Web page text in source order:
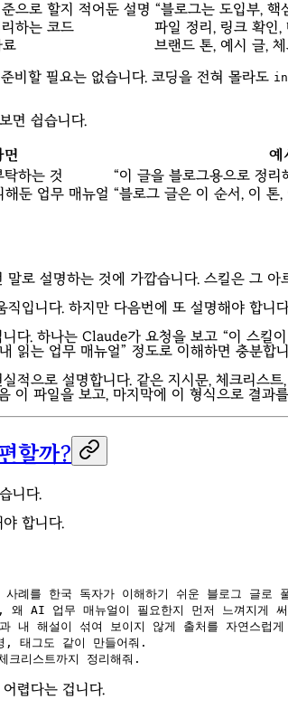
으로 할지 적어둔 설명 “블로그는 도입부, 핵
하는 코드
파일 정리, 링크 확인,
료 브랜드 톤, 예시 글,
비할 필요는 없습니다. 코딩을 전혀 몰라도
면 쉽습니다.
면
예
하는 것
“이 글을 블로그용으로 정리
둔 업무 매뉴얼 “블로그 글은 이 순서, 이 톤
로 설명하는 것에 가깝습니다. 스킬은 그
입니다. 하지만 다음번에 또 설명해야 합
다. 하나는 Claude가 요청을 보고 “이 스킬
읽는 업무 매뉴얼” 정도로 이해하면 충분합
적으로 설명합니다. 같은 지시문, 체크리스
이 파일을 보고, 마지막에 이 형식으로 결과
할까?
니다.
합니다.
례를 한국 독자가 이해하기 쉬운 블로그 글로
왜 AI 업무 매뉴얼이 필요한지 먼저 느껴지게
내 해설이 섞여 보이지 않게 출처를 자연스럽게
, 태그도 같이 만들어줘.
크리스트까지 정리해줘.
렵다는 겁니다.